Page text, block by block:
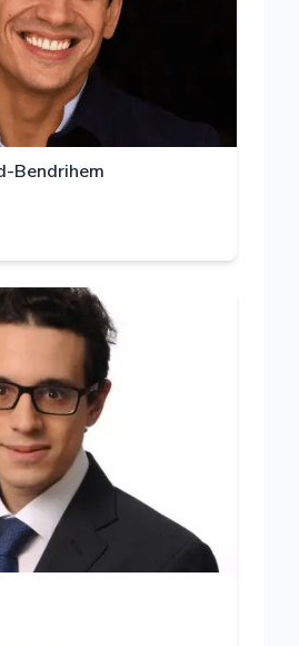
Bendrihem